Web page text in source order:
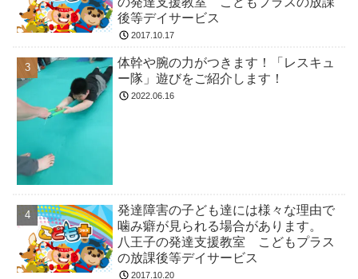
後等デイサービス
2017.10.17
体幹や腕の力がつきます！「レスキュ
ー隊」遊びをご紹介します！
2022.06.16
発達障害の子ども達には様々な理由で
噛み癖が見られる場合があります。
八王子の発達支援教室 こどもプラス
の放課後等デイサービス
2017.10.20